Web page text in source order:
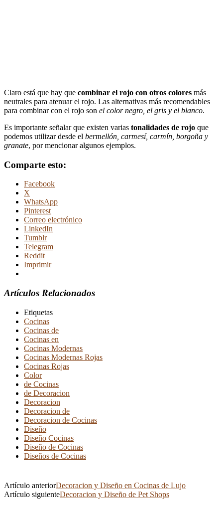
Claro está que hay que combinar el rojo con otros colores más
neutrales para atenuar el rojo. Las alternativas más recomendables
para combinar con el rojo son el color negro, el gris y el blanco.
Es importante señalar que existen varias tonalidades de rojo que
podemos utilizar desde el bermellón, carmesí, carmín, borgoña y
granate, por mencionar algunos ejemplos.
Comparte esto:
Facebook
X
WhatsApp
Pinterest
Correo electrónico
LinkedIn
Tumblr
Telegram
Reddit
Imprimir
Artículos Relacionados
Etiquetas
Cocinas
Cocinas de
Cocinas en
Cocinas Modernas
Cocinas Modernas Rojas
Cocinas Rojas
Color
de Cocinas
de Decoracion
Decoracion
Decoracion de
Decoracion de Cocinas
Diseño
Diseño Cocinas
Diseño de Cocinas
Diseños de Cocinas
Artículo anteriorDecoracion y Diseño en Cocinas de Lujo
Artículo siguienteDecoracion y Diseño de Pet Shops